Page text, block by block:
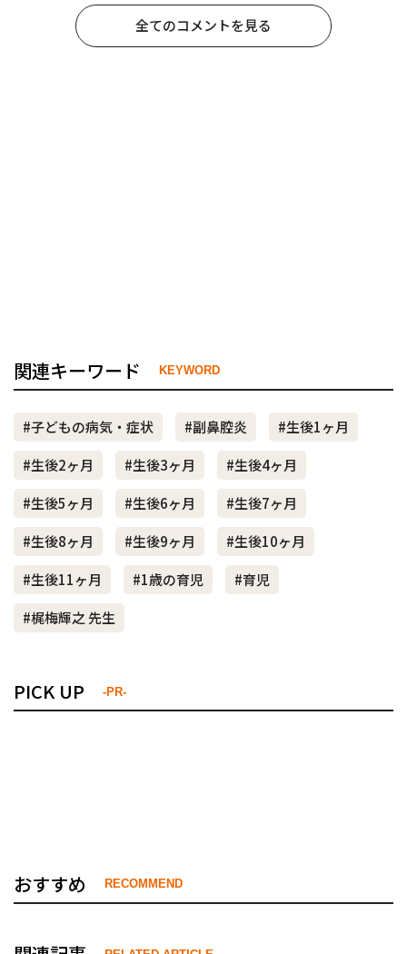
全てのコメントを見る
関連キーワード KEYWORD
#子どもの病気・症状 #副鼻腔炎
#生後1ヶ月
#生後2ヶ月
#生後3ヶ月
#生後4ヶ月
#生後5ヶ月
#生後6ヶ月
#生後7ヶ月
#生後8ヶ月
#生後9ヶ月
#生後10ヶ月
#生後11ヶ月
#1歳の育児
#育児
#梶梅輝之 先生
PICK UP -PR-
おすすめ RECOMMEND